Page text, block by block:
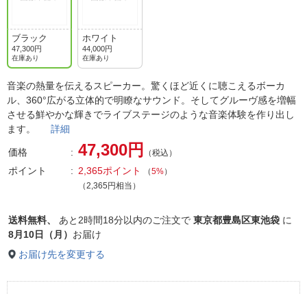
ブラック
47,300円
在庫あり
ホワイト
44,000円
在庫あり
音楽の熱量を伝えるスピーカー。驚くほど近くに聴こえるボーカ
ル、360°広がる立体的で明瞭なサウンド。そしてグルーヴ感を増幅
させる鮮やかな輝きでライブステージのような音楽体験を作り出し
ます。 詳細
価格 47,300円 （税込）
ポイント 2,365ポイント （5%）
（2,365円相当）
送料無料、 あと 2時間18分以内のご注文で 東京都豊島区東池袋 に
8月10日（月） お届け
お届け先を変更する